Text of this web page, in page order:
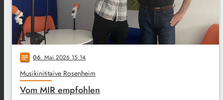
notes 06. Mai 2026 15:14
Musikinititaive Rosenheim
Vom MIR empfohlen